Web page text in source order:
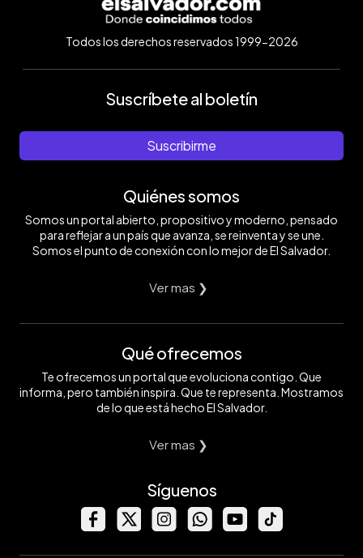
Todos los derechos reservados 1999-2026
Suscríbete al boletín
Suscribirme
Quiénes somos
Somos un portal abierto, propositivo y moderno, pensado
para reflejar a un país que avanza, se reinventa y se une.
Somos el punto de conexión con lo mejor de El Salvador.
Ver mas ❯
Qué ofrecemos
Te ofrecemos un portal que evoluciona contigo. Que
informa, pero también inspira. Que te representa. Mostramos
de lo que está hecho El Salvador.
Ver mas ❯
Síguenos